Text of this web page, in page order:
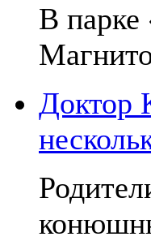
В парке
Доктор